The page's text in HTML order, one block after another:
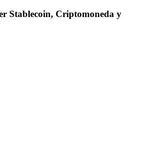
Stablecoin, Criptomoneda y